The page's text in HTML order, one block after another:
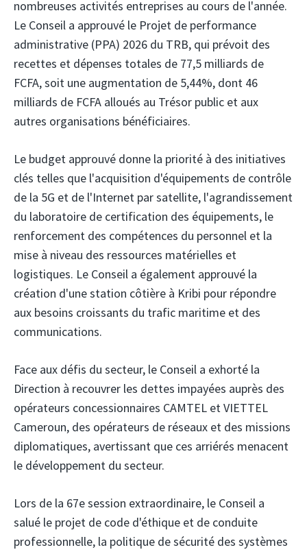
nombreuses activités entreprises au cours de l'année.
Le Conseil a approuvé le Projet de performance
administrative (PPA) 2026 du TRB, qui prévoit des
recettes et dépenses totales de 77,5 milliards de
FCFA, soit une augmentation de 5,44%, dont 46
milliards de FCFA alloués au Trésor public et aux
autres organisations bénéficiaires.
Le budget approuvé donne la priorité à des initiatives
clés telles que l'acquisition d'équipements de contrôle
de la 5G et de l'Internet par satellite, l'agrandissement
du laboratoire de certification des équipements, le
renforcement des compétences du personnel et la
mise à niveau des ressources matérielles et
logistiques. Le Conseil a également approuvé la
création d'une station côtière à Kribi pour répondre
aux besoins croissants du trafic maritime et des
communications.
Face aux défis du secteur, le Conseil a exhorté la
Direction à recouvrer les dettes impayées auprès des
opérateurs concessionnaires CAMTEL et VIETTEL
Cameroun, des opérateurs de réseaux et des missions
diplomatiques, avertissant que ces arriérés menacent
le développement du secteur.
Lors de la 67e session extraordinaire, le Conseil a
salué le projet de code d'éthique et de conduite
professionnelle, la politique de sécurité des systèmes